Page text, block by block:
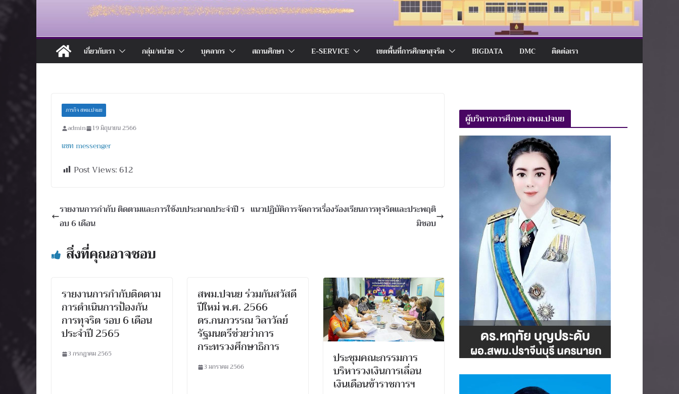
เกี่ยวกับเรา กลุ่ม/หน่วย บุคลากร สถานศึกษา E-SERVICE เขตพื้นที่การศึกษาสุจริต BIGDATA DMC ติดต่อเรา
ภารกิจ สพม.ปจนย
admin 19 มิถุนายน 2566
แชท messenger
Post Views:612
รายงานการกำกับ ติดตามและการใช้งบประมาณประจำปี ร
อบ 6 เดือน
แนวปฏิบัติการจัดการเรื่องร้องเรียนการทุจริตและประพฤติ
มิชอบ
สิ่งที่คุณอาจชอบ
รายงานการกำกับติดตาม
การดำเนินการป้องกัน
การทุจริต รอบ 6 เดือน
ประจำปี 2565
3 กรกฎาคม 2565
สพม.ปจนย ร่วมกันสวัสดี
ปีใหม่ พ.ศ. 2566
ดร.กนกวรรณ วิลาวัลย์
รัฐมนตรีช่วยว่าการ
กระทรวงศึกษาธิการ
3 มกราคม 2566
ประชุมคณะกรรมการ
บริหารวงเงินการเลื่อน
เงินเดือนข้าราชการฯ
ผู้บริหารการศึกษา สพม.ปจนย